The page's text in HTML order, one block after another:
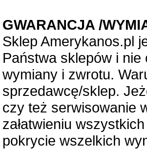
GWARANCJA /
Sklep Amerykanos.pl
Państwa sklepów i
wymiany i zwrotu.
sprzedawcę/sklep.
czy też serwisowanie
załatwieniu
pokrycie wszelkich